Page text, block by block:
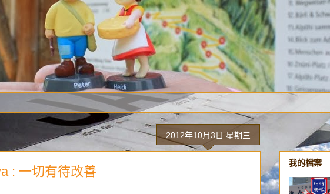
2012年10月3日 星期三
: 一切有待改善
我的檔案